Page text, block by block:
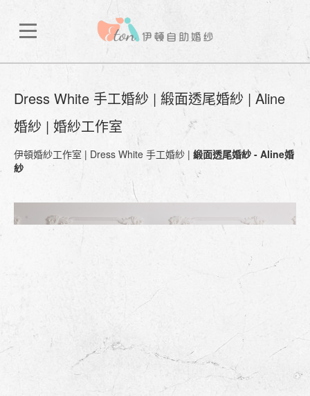
Dress White 手工婚紗 | 緞面透尾婚紗 | Aline
婚紗 | 婚紗工作室
伊頓婚紗工作室 | Dress White 手工婚紗 | 緞面透尾婚紗 - Aline婚
紗